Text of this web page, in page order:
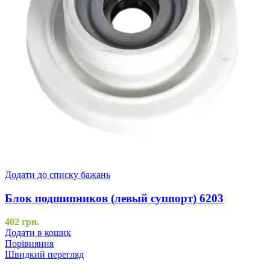
Додати до списку бажань
Блок подшипников (левый суппорт) 6203
402 грн.
Додати в кошик
Порівняння
Швидкий перегляд